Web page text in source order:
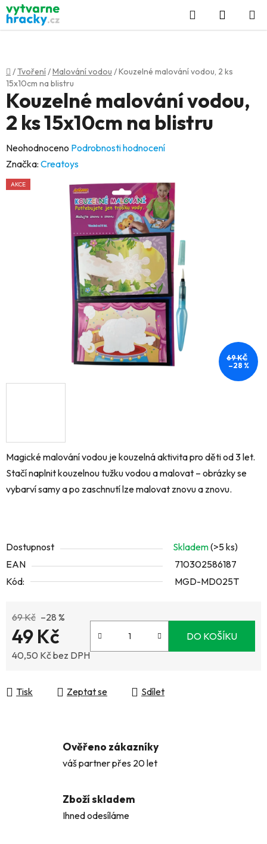
Přejít
na
obsah
Hledat
KOŠÍK
Domů
/Tvoření/Malování vodou /Kouzelné malování vodou, 2 ks
15x10cm na blistru
Magické malování vodou je kouzelná aktivita pro děti od 3 let.
Stačí naplnit kouzelnou tužku vodou a malovat – obrázky se
vybarví samy a po zaschnutí lze malovat znovu a znovu.
Dostupnost Skladem(>5 ks)
EAN
710302586187
Kód:
MGD-MD025T
69 Kč –28 %
49 Kč
40,50 Kč bez DPH
DO KOŠÍKU
Tisk Zeptat se Sdílet
Kouzelné malování vodou,
2 ks 15x10cm na blistru
Průměrné
hodnocení
produktu
Neohodnoceno Podrobnosti hodnocení
Značka: Creatoys
AKCE
69 KČ
–28 %
Ověřeno zákazníky
váš partner přes 20 let
Zboží skladem
Ihned odesíláme